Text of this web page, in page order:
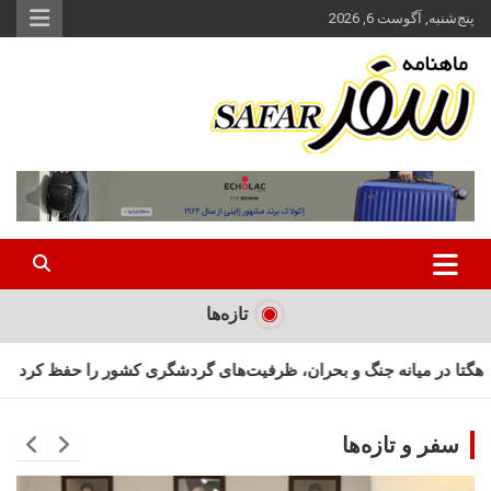
محتوا
بروید
پنج‌شنبه, آگوست 6, 2026
سفر آنلاین
تازه‌ها
ظرفیت‌های گردشگری کشور را حفظ کرد جام جهانی در سایه
سفر و تازه‌ها